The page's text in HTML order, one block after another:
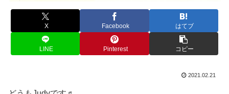
X Facebook はてブ
LINE Pinterest コピー
2021.02.21